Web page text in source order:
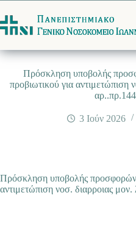
στο
περιεχόμενο
Πρόσκληση υποβολής
προβιωτικού για αντιμετώπιση
3 Ιούν 2026
Πρόσκληση υποβολής προσφορών
αντιμετώπιση νοσ. διαρροιας